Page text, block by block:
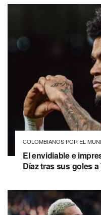
COLOMBIANOS POR EL
El envidiable e
Díaz tras sus goles